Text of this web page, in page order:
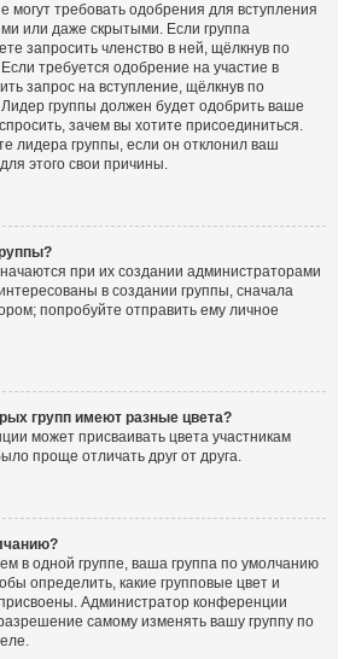
требовать одобрения для вступления
или даже скрытыми. Если группа
запросить членство в ней, щёлкнув по
требуется одобрение на участие в
запрос на вступление, щёлкнув по
группы должен будет одобрить ваше
зачем вы хотите присоединиться.
лидера группы, если он отклонил ваш
этого свои причины.
при их создании администраторами
в создании группы, сначала
попробуйте отправить ему личное
групп имеют разные цвета?
может присваивать цвета участникам
проще отличать друг от друга.
в одной группе, ваша группа по умолчанию
определить, какие групповые цвет и
Администратор конференции
самому изменять вашу группу по